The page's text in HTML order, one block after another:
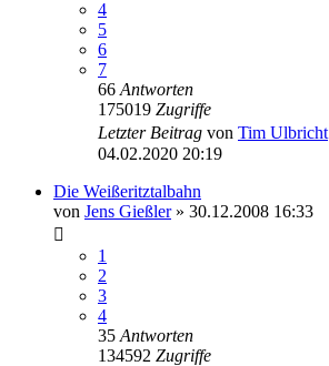
4
5
6
7
66 Antworten
175019 Zugriffe
Letzter Beitrag von Tim Ulbricht
04.02.2020 20:19
Die Weißeritztalbahn
von Jens Gießler» 30.12.2008 16:33
1
2
3
4
35 Antworten
134592 Zugriffe